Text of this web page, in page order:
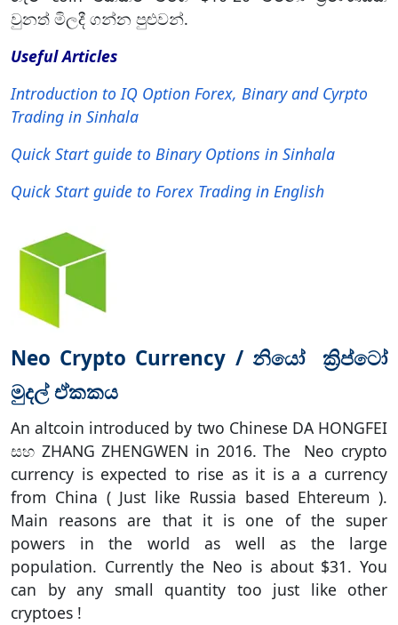
වුනත් මිලදී ගන්න පුළුවන්.
Useful Articles
Introduction to IQ Option Forex, Binary and Cyrpto
Trading in Sinhala
Quick Start guide to Binary Options in Sinhala
Quick Start guide to Forex Trading in English
Neo Crypto Currency / නියෝ ක්‍රිප්ටෝ
මුදල් ඒකකය
An altcoin introduced by two Chinese DA HONGFEI
සහ ZHANG ZHENGWEN in 2016. The Neo crypto
currency is expected to rise as it is a a currency
from China ( Just like Russia based Ehtereum ).
Main reasons are that it is one of the super
powers in the world as well as the large
population. Currently the Neo is about $31. You
can by any small quantity too just like other
cryptoes !